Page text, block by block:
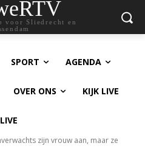
voor Sliedrecht en
SPORT AGENDA
OVER ONS KIJK LIVE
zijn vrouw aan, maar ze